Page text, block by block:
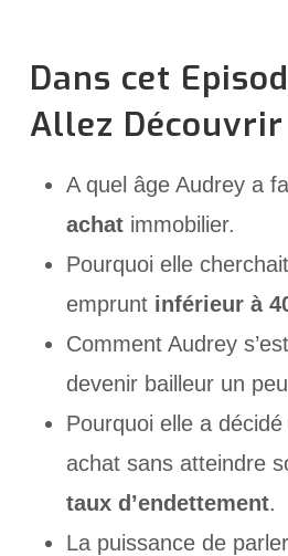
Dans cet
Allez Découvrir
A quel âge Audrey a
achatimmobilier.
Pourquoi elle
emprunt inférieur à
Comment Audrey
devenir bailleur un peu
Pourquoi elle a
achat sans atteindre
taux d’endettement.
La puissance de